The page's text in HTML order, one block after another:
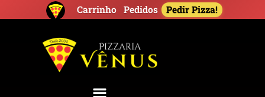
Carrinho Pedidos Pedir Pizza!